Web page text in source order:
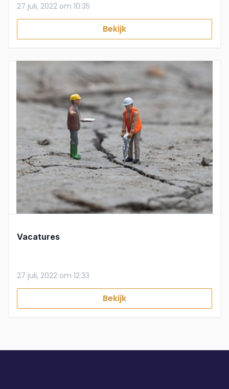
27 juli, 2022 om 10:35
Bekijk
Vacatures
27 juli, 2022 om 12:33
Bekijk